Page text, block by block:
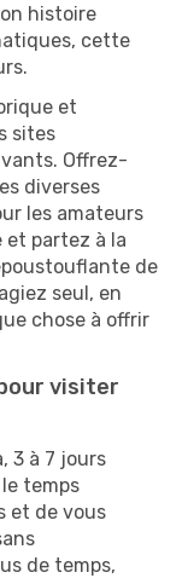
histoire
cette
et
sites
Offrez-
diverses
les amateurs
et partez à la
de
seul, en
chose à offrir
visiter
3 à 7 jours
temps
et de vous
de temps,